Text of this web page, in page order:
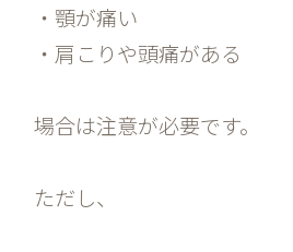
・顎が痛い
・肩こりや頭痛がある
場合は注意が必要です。
ただし、